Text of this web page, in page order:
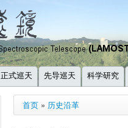
正式巡天 先导巡天 科学研究
你在这里
首页 » 历史沿革